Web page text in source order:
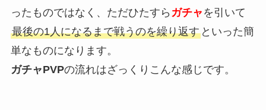
ったものではなく、ただひたすら ガチャ を引いて
最後の1人になるまで戦うのを繰り返すといった簡
単なものになります。
ガチャPVPの流れはざっくりこんな感じです。